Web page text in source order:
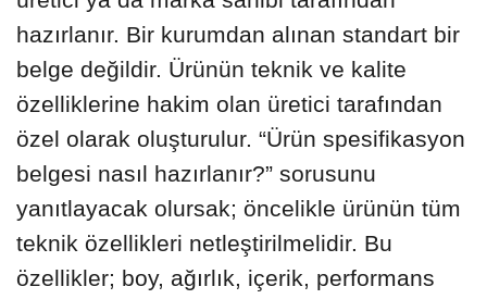
hazırlanır. Bir kurumdan alınan standart bir
belge değildir. Ürünün teknik ve kalite
özelliklerine hakim olan üretici tarafından
özel olarak oluşturulur. “Ürün spesifikasyon
belgesi nasıl hazırlanır?” sorusunu
yanıtlayacak olursak; öncelikle ürünün tüm
teknik özellikleri netleştirilmelidir. Bu
özellikler; boy, ağırlık, içerik, performans